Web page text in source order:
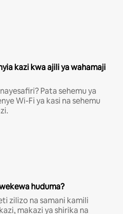
kazi kwa ajili ya wahamaji
Pata sehemu ya
Wi-Fi ya kasi na sehemu
huduma?
zilizo na samani kamili
makazi ya shirika na